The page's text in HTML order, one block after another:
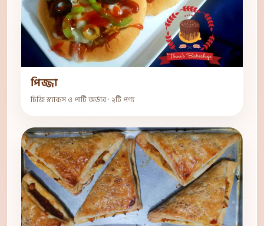
পিজ্জা
চিজি স্ন্যাকস ও পার্টি অর্ডার · ২টি পণ্য